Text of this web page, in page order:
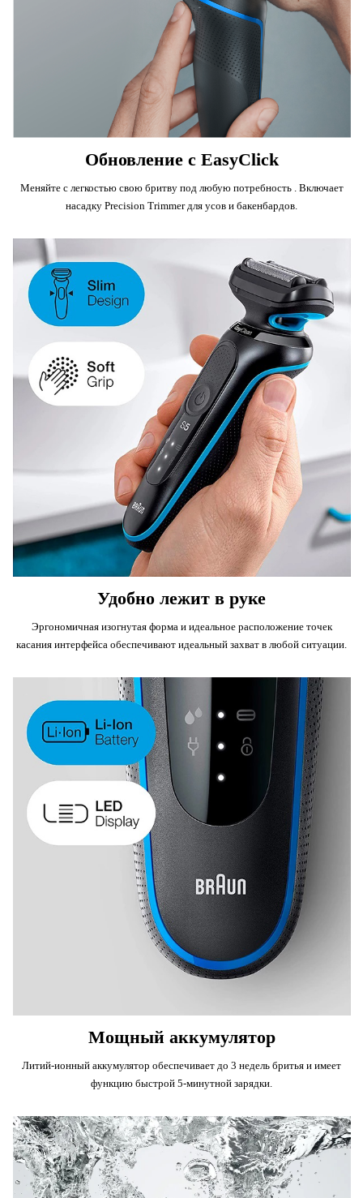
Обновление с EasyClick
Меняйте с легкостью свою бритву под любую потребность . Включает
насадку Precision Trimmer для усов и бакенбардов.
Удобно лежит в руке
Эргономичная изогнутая форма и идеальное расположение точек
касания интерфейса обеспечивают идеальный захват в любой ситуации.
Мощный аккумулятор
Литий-ионный аккумулятор обеспечивает до 3 недель бритья и имеет
функцию быстрой 5-минутной зарядки.